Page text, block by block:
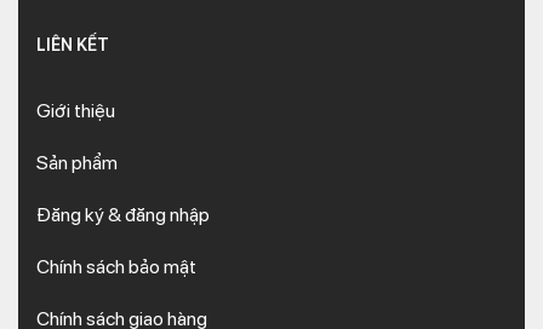
LIÊN KẾT
Giới thiệu
Sản phẩm
Đăng ký & đăng nhập
Chính sách bảo mật
Chính sách giao hàng